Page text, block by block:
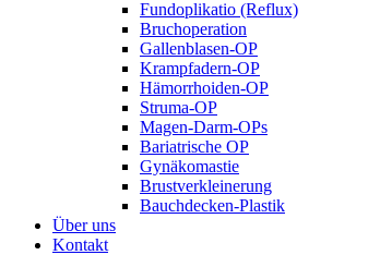
Fundoplikatio (Reflux)
Bruchoperation
Gallenblasen-OP
Krampfadern-OP
Hämorrhoiden-OP
Struma-OP
Magen-Darm-OPs
Bariatrische OP
Gynäkomastie
Brustverkleinerung
Bauchdecken-Plastik
Über uns
Kontakt